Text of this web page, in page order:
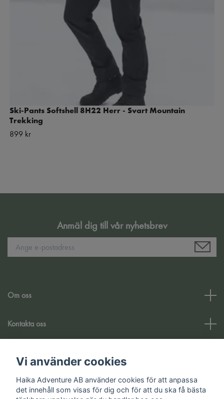
Ski-Pants Softshell 8H22 Herr - Svart Mountain
Trekking
899 kr
Anmäl dig till vår nyhetsbrev
Om oss
Kontakta oss
Sociala medier
Vi använder cookies
Haika Adventure AB använder cookies för att anpassa
det innehåll som visas för dig och för att du ska få bästa